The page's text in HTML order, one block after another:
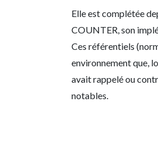
Elle est complétée
COUNTER, son
Ces référentiels
environnement que,
avait rappelé ou
notables.